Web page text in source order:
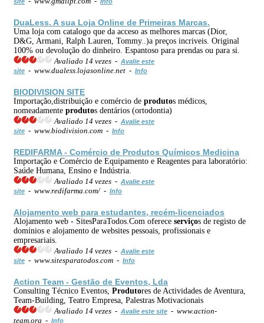
DuaLess. A sua Loja Online de Primeiras Marcas.
Uma loja com catalogo que da acceso as melhores marcas (Dior,
D&G, Armani, Ralph Lauren, Tommy..)a preços incriveis. Original
100% ou devolução do dinheiro. Espantoso para prendas ou para si.
Avaliado 14 vezes - Avalie este
site - www.dualess.lojasonline.net - Info
BIODIVISION SITE
Importação,distribuição e comércio de produtos médicos,
nomeadamente produtos dentários (ortodontia)
Avaliado 14 vezes - Avalie este
site - www.biodivision.com - Info
REDIFARMA - Comércio de Produtos Químicos Medicina
Importação e Comércio de Equipamento e Reagentes para laboratório:
Saúde Humana, Ensino e Indústria.
Avaliado 14 vezes - Avalie este
site - www.redifarma.com/ - Info
Alojamento web para estudantes, recém-licenciados
Alojamento web - SitesParaTodos.Com oferece serviços de registo de
domínios e alojamento de websites pessoais, profissionais e
empresariais.
Avaliado 14 vezes - Avalie este
site - www.sitesparatodos.com - Info
Action Team - Gestão de Eventos, Lda
Consulting Técnico Eventos, Produtores de Actividades de Aventura,
Team-Building, Teatro Empresa, Palestras Motivacionais
Avaliado 14 vezes - Avalie este site - www.action-
team.org - Info